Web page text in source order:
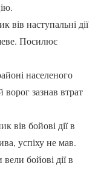
наступальні дії
Посилює
населеного
зазнав втрат
вів бойові дії в
успіху не мав.
бойові дії в